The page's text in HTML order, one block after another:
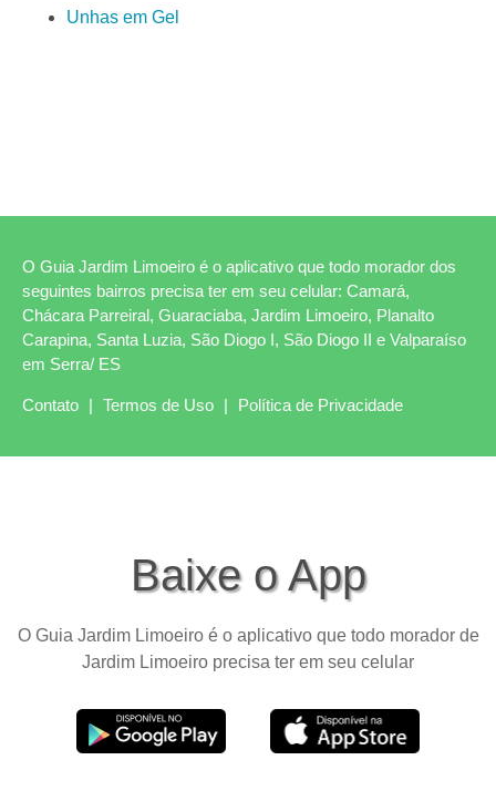
Unhas em Gel
O Guia Jardim Limoeiro é o aplicativo que todo morador dos
seguintes bairros precisa ter em seu celular: Camará,
Chácara Parreiral, Guaraciaba, Jardim Limoeiro, Planalto
Carapina, Santa Luzia, São Diogo I, São Diogo II e Valparaíso
em Serra/ ES
Contato | Termos de Uso | Política de Privacidade
Baixe o App
O Guia Jardim Limoeiro é o aplicativo que todo morador de
Jardim Limoeiro precisa ter em seu celular